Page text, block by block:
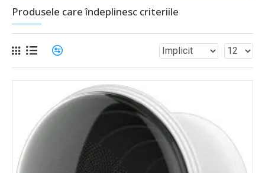
Produsele care îndeplinesc criteriile